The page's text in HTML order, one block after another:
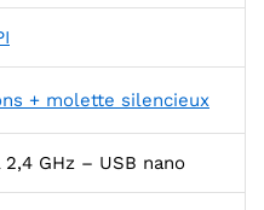
+ molette silencieux
GHz – USB nano